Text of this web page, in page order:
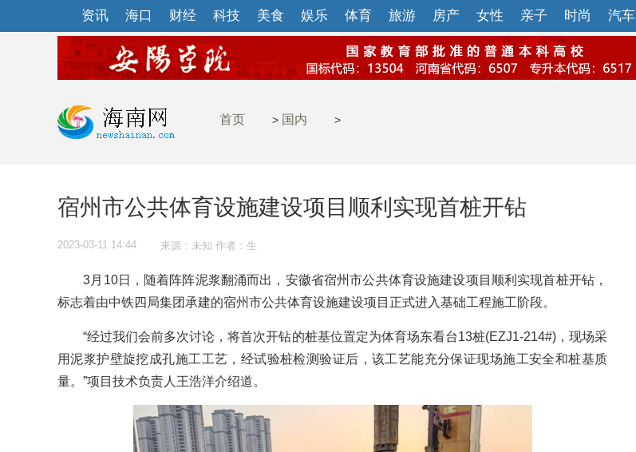
资讯 海口 财经 科技 美食 娱乐 体育 旅游 房产 女性 亲子 时尚 汽车
首页 > 国内 >
宿州市公共体育设施建设项目顺利实现首桩开钻
2023-03-11 14:44 来源：未知 作者：生
3月10日，随着阵阵泥浆翻涌而出，安徽省宿州市公共体育设施建设项目顺利实现首桩开钻，
标志着由中铁四局集团承建的宿州市公共体育设施建设项目正式进入基础工程施工阶段。
“经过我们会前多次讨论，将首次开钻的桩基位置定为体育场东看台13桩(EZJ1-214#)，现场采
用泥浆护壁旋挖成孔施工工艺，经试验桩检测验证后，该工艺能充分保证现场施工安全和桩基质
量。”项目技术负责人王浩洋介绍道。